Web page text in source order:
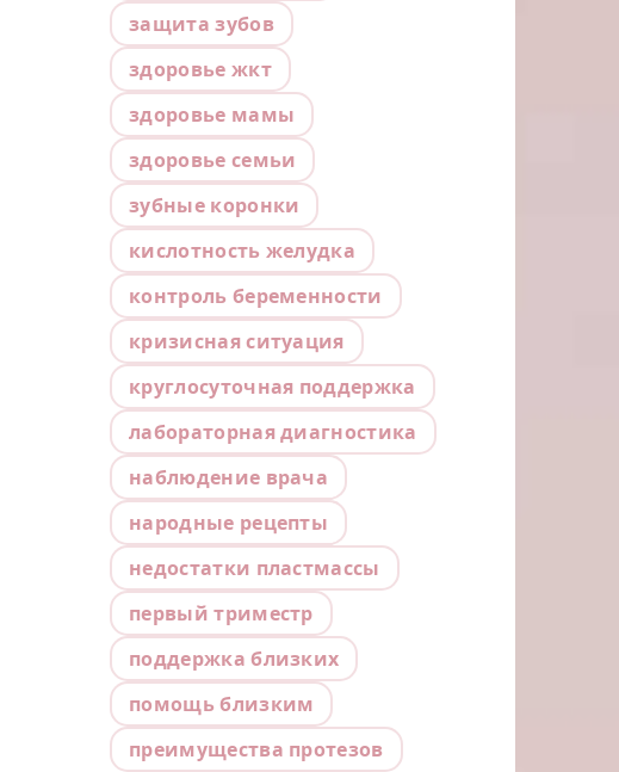
защита зубов
здоровье жкт
здоровье мамы
здоровье семьи
зубные коронки
кислотность желудка
контроль беременности
кризисная ситуация
круглосуточная поддержка
лабораторная диагностика
наблюдение врача
народные рецепты
недостатки пластмассы
первый триместр
поддержка близких
помощь близким
преимущества протезов